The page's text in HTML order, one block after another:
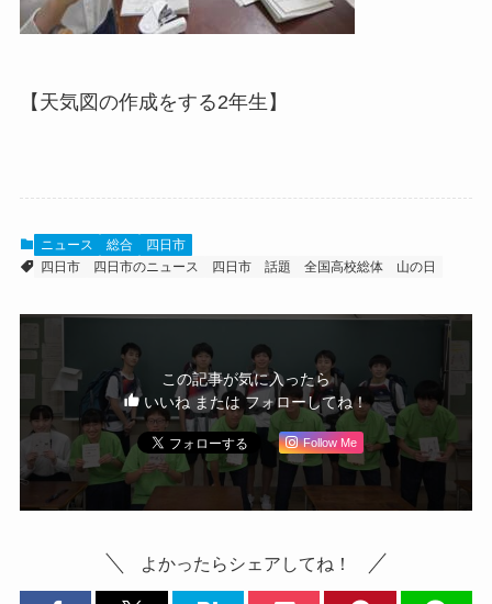
【天気図の作成をする2年生】
ニュース 総合
四日市
四日市
四日市のニュース 四日市 話題 全国高校総体 山の日
この記事が気に入ったら
いいね または フォローしてね！
Follow Me
よかったらシェアしてね！